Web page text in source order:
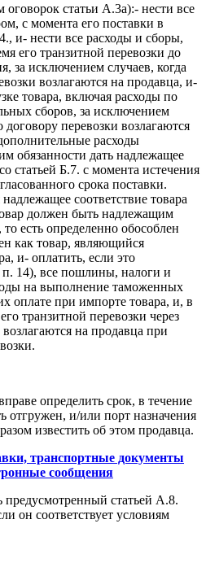
оговорок статьи А.3а):- нести все
с момента его поставки в
и- нести все расходы и сборы,
его транзитной перевозки до
за исключением случаев, когда
возлагаются на продавца, и-
товара, включая расходы по
сборов, за исключением
договору перевозки возлагаются
расходы
обязанности дать надлежащее
статьей Б.7. с момента истечения
срока поставки.
соответствие товара
должен быть надлежащим
есть определенно обособлен
как товар, являющийся
и- оплатить, если это
14), все пошлины, налоги и
на выполнение таможенных
оплате при импорте товара, и, в
транзитной перевозки через
на продавца при
определить срок, в течение
отгружен, и/или порт назначения
известить об этом продавца.
транспортные документы
сообщения
предусмотренный статьей А.8.
он соответствует условиям